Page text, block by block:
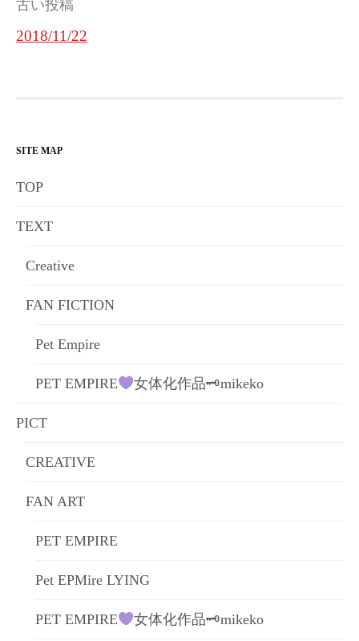
投
稿
ー
シ
ン
古い投稿
2018/11/22
SITE MAP
TOP
TEXT
Creative
FAN FICTION
Pet Empire
PET EMPIRE 女体化作品🗝mikeko
PICT
CREATIVE
FAN ART
PET EMPIRE
Pet EPMire LYING
PET EMPIRE 女体化作品🗝mikeko